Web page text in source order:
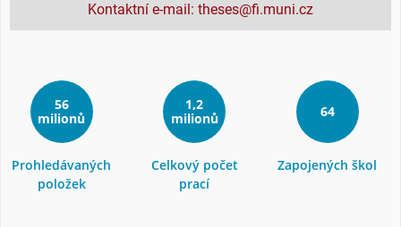
Kontaktní e-mail: theses@fi.muni.cz
56
milionů
Prohledávaných
položek
1,2
milionů
Celkový počet
prací
64
Zapojených škol